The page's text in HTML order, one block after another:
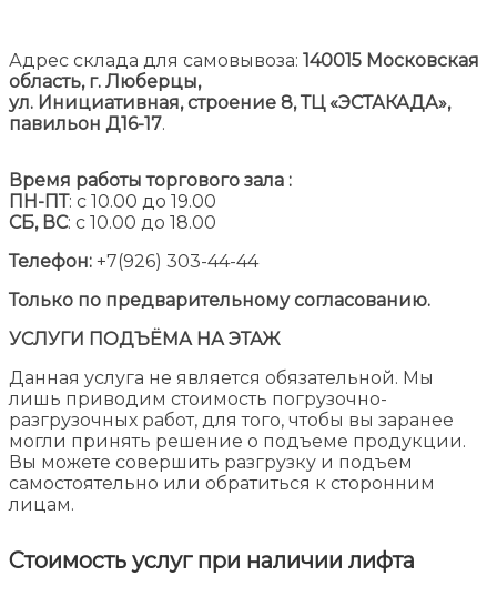
Адрес склада для самовывоза: 140015 Московская
область, г. Люберцы,
ул. Инициативная, строение 8, ТЦ «ЭСТАКАДА»,
павильон Д16-17.
Время работы торгового зала :
ПН-ПТ: с 10.00 до 19.00
СБ, ВС: с 10.00 до 18.00
Телефон: +7(926) 303-44-44
Только по предварительному согласованию.
УСЛУГИ ПОДЪЁМА НА ЭТАЖ
Данная услуга не является обязательной. Мы
лишь приводим стоимость погрузочно-
разгрузочных работ, для того, чтобы вы заранее
могли принять решение о подъеме продукции.
Вы можете совершить разгрузку и подъем
самостоятельно или обратиться к сторонним
лицам.
Стоимость услуг при наличии лифта